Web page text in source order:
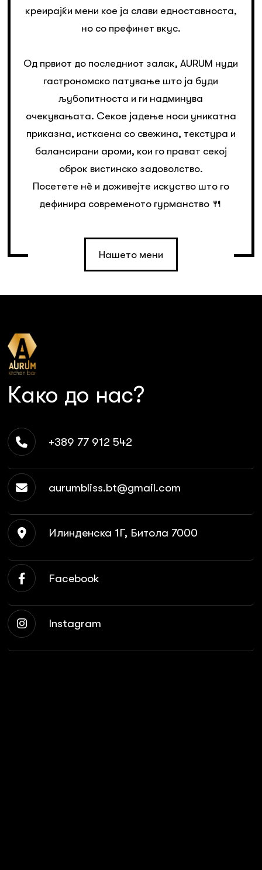
Нашето мени
креирајќи мени кое ја слави едноставноста,
но со префинет вкус.
Од првиот до последниот залак, AURUM нуди
гастрономско патување што ја буди
љубопитноста и ги надминува
очекувањата. Секое јадење носи уникатна
приказна, исткаена со свежина, текстура и
балансирани ароми, кои го прават секој
оброк вистинско задоволство.
Посетете нè и доживејте искуство што го
дефинира современото гурманство 🍴
Како до нас?
+389 77 912 542
aurumbliss.bt@gmail.com
Илинденска 1Г, Битола 7000
Facebook
Instagram